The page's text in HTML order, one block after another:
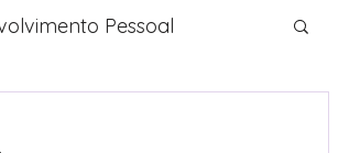
Pessoal